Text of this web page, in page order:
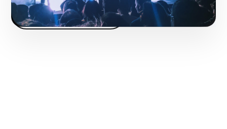
Iniciar proyecto